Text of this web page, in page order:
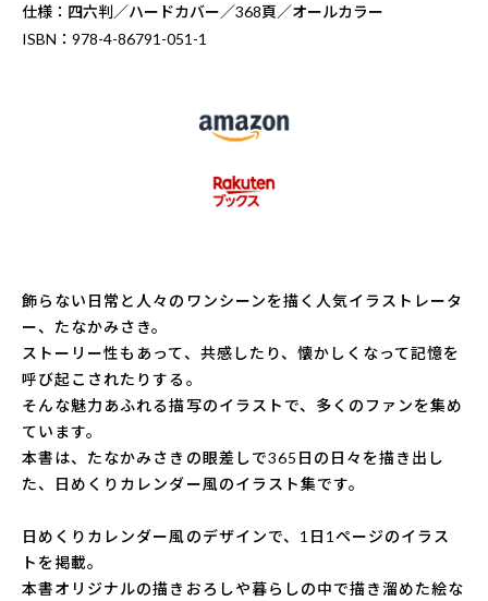
仕様：四六判／ハードカバー／368頁／オールカラー
ISBN：978-4-86791-051-1
飾らない日常と人々のワンシーンを描く人気イラストレータ
ー、たなかみさき。
ストーリー性もあって、共感したり、懐かしくなって記憶を
呼び起こされたりする。
そんな魅力あふれる描写のイラストで、多くのファンを集め
ています。
本書は、たなかみさきの眼差しで365日の日々を描き出し
た、日めくりカレンダー風のイラスト集です。
日めくりカレンダー風のデザインで、1日1ページのイラス
トを掲載。
本書オリジナルの描きおろしや暮らしの中で描き溜めた絵な